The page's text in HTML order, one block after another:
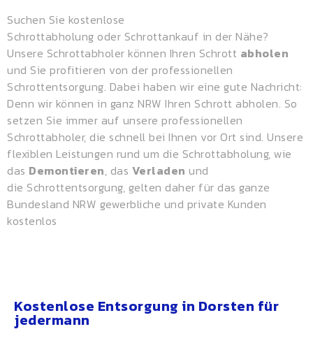
Suchen Sie kostenlose
Schrottabholung oder Schrottankauf in der Nähe?
Unsere Schrottabholer können Ihren Schrott abholen
und Sie profitieren von der professionellen
Schrottentsorgung. Dabei haben wir eine gute Nachricht:
Denn wir können in ganz NRW Ihren Schrott abholen. So
setzen Sie immer auf unsere professionellen
Schrottabholer, die schnell bei Ihnen vor Ort sind. Unsere
flexiblen Leistungen rund um die Schrottabholung, wie
das Demontieren, das Verladen und
die Schrottentsorgung, gelten daher für das ganze
Bundesland NRW gewerbliche und private Kunden
kostenlos
Kostenlose Entsorgung in Dorsten für
jedermann